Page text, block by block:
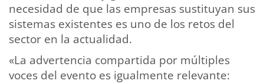
necesidad de que las empresas sustituyan sus
sistemas existentes es uno de los retos del
sector en la actualidad.
«La advertencia compartida por múltiples
voces del evento es igualmente relevante: